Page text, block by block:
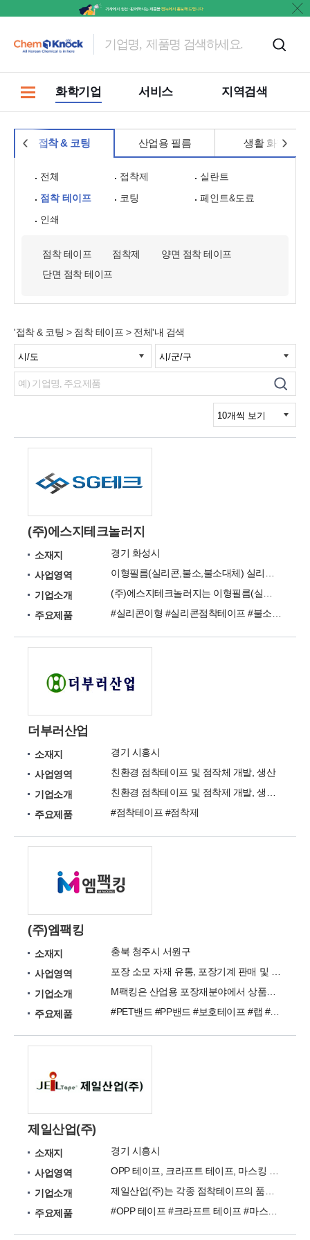
화학기업 서비스 지역검색
접착 & 코팅 산업용 필름 생활 화학
전체 접착제
실란트
점착 테이프
코팅
페인트&도료
인쇄
점착 테이프 점착제
양면 점착 테이프
단면 점착 테이프
'접착 & 코팅 > 점착 테이프 > 전체'내 검색
(주)에스지테크놀러지
소재지
경기 화성시
사업영역
기업소개
주요제품
더부러산업
소재지
경기 시흥시
사업영역
친환경 점착테이프 및 점작체 개발, 생산
기업소개
주요제품
#점착테이프 #점착제
(주)엠팩킹
소재지
충북 청주시 서원구
사업영역
기업소개
주요제품
#PET밴드 #PP밴드 #보호테이프 #랩 #테이프 #산업용필름 #코베스트랩 #자동밴딩기 #반자동밴딩기 #랩핑기계
제일산업(주)
소재지
경기 시흥시
사업영역
기업소개
주요제품